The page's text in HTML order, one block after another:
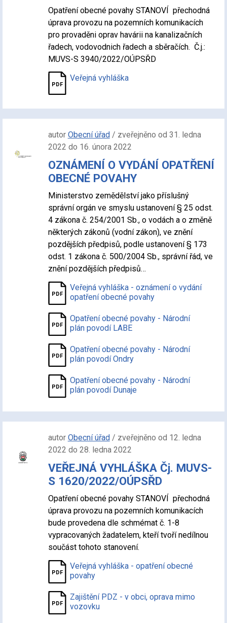
Opatření obecné povahy STANOVÍ přechodná
úprava provozu na pozemních komunikacích
pro provaděni oprav havárii na kanalizačních
řadech, vodovodnich řadech a sběračích. Č.j.:
MUVS-S 3940/2022/OÚPSŘD
Veřejná vyhláška
autor Obecní úřad/ zveřejněno od 31. ledna
2022 do 16. února 2022
OZNÁMENÍ O VYDÁNÍ OPATŘENÍ
OBECNÉ POVAHY
Ministerstvo zemědělství jako příslušný
správní orgán ve smyslu ustanovení § 25 odst.
4 zákona č. 254/2001 Sb., o vodách a o změně
některých zákonů (vodní zákon), ve znění
pozdějších předpisů, podle ustanovení § 173
odst. 1 zákona č. 500/2004 Sb., správní řád, ve
znění pozdějších předpisů…
Veřejná vyhláška - oznámení o vydání
opatření obecné povahy
Opatření obecné povahy - Národní
plán povodí LABE
Opatření obecné povahy - Národní
plán povodí Ondry
Opatření obecné povahy - Národní
plán povodí Dunaje
autor Obecní úřad/ zveřejněno od 12. ledna
2022 do 28. ledna 2022
VEŘEJNÁ VYHLÁŠKA Čj. MUVS-
S 1620/2022/OÚPSŘD
Opatření obecné povahy STANOVÍ přechodná
úprava provozu na pozemních komunikacích
bude provedena dle schmémat č. 1-8
vypracovaných žadatelem, kteří tvoří nedílnou
součást tohoto stanovení.
Veřejná vyhláška - opatření obecné
povahy
Zajištění PDZ - v obci, oprava mimo
vozovku